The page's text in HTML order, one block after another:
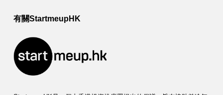
有關StartmeupHK